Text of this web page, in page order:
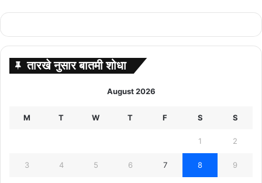
तारखे नुसार बातमी शोधा
August 2026
M T W T F S S
1 2
3 4 5 6 7 8 9